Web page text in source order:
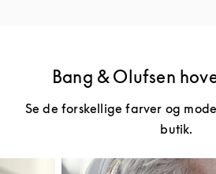
Bang & Olufsen
Se de forskellige farver og
butik.